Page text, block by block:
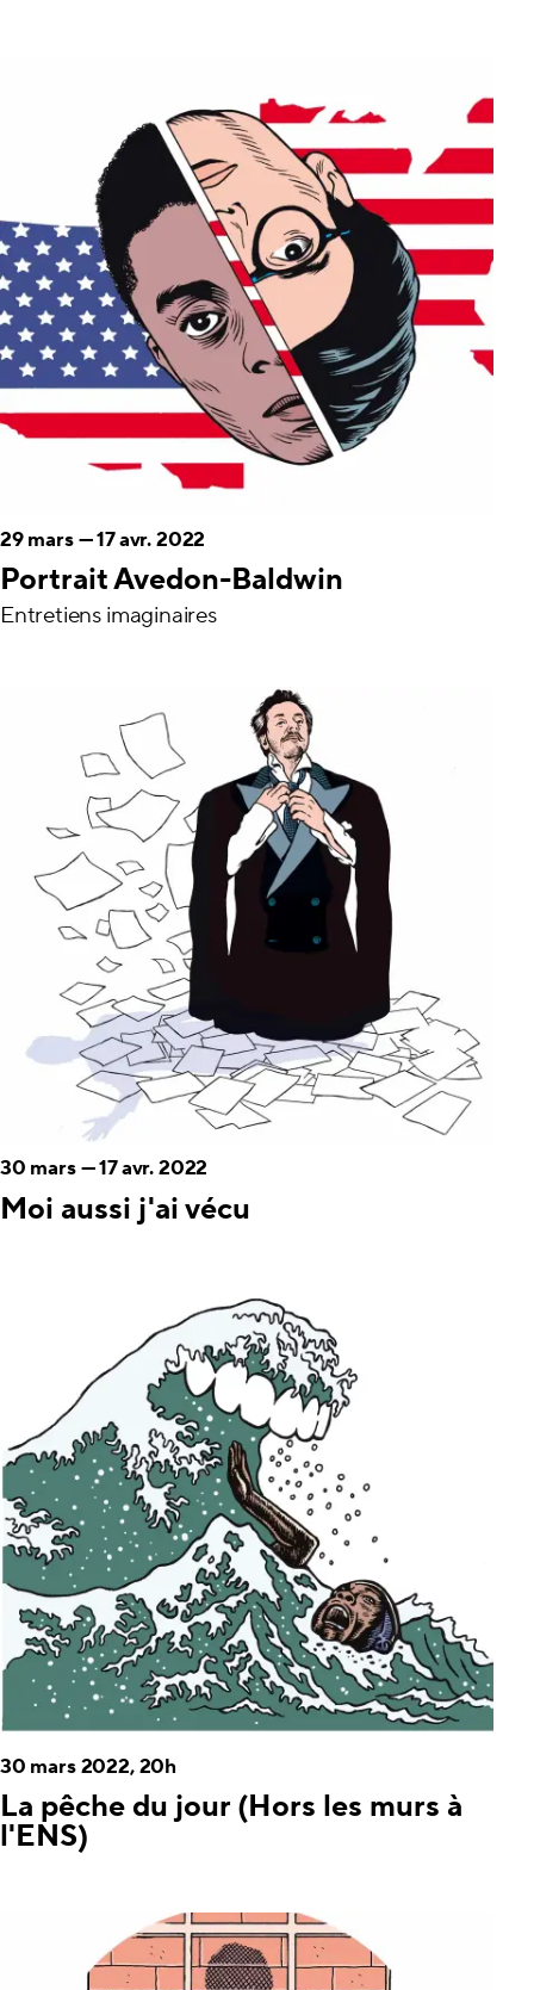
Portrait Avedon-Baldwin
29 mars—17 avr. 2022
Entretiens imaginaires
Moi aussi j'ai vécu
30 mars—17 avr. 2022
La pêche du jour (Hors les murs à
l'ENS)
30 mars 2022, 20h